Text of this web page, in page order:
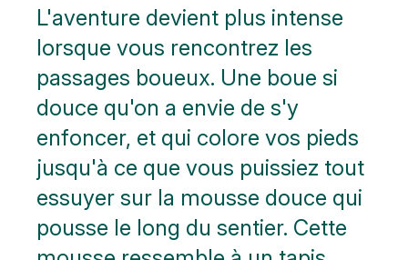
L'aventure devient plus intense
lorsque vous rencontrez les
passages boueux. Une boue si
douce qu'on a envie de s'y
enfoncer, et qui colore vos pieds
jusqu'à ce que vous puissiez tout
essuyer sur la mousse douce qui
pousse le long du sentier. Cette